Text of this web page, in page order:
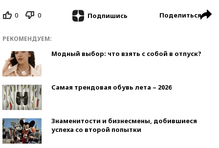
0 0 Подпишись Поделиться
РЕКОМЕНДУЕМ:
Модный выбор: что взять с собой в отпуск?
Самая трендовая обувь лета – 2026
Знаменитости и бизнесмены, добившиеся
успеха со второй попытки